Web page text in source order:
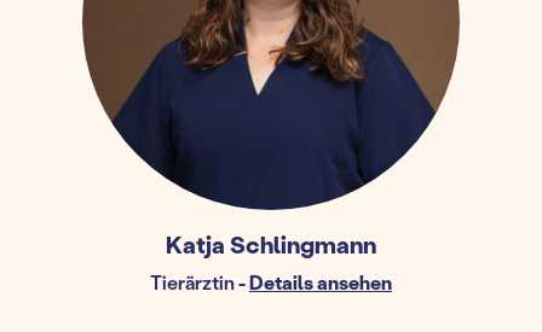
Katja Schlingmann
Tierärztin-Details ansehen